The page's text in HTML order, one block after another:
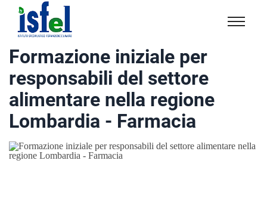
Isfel
Istituto
specialistico
formazione
e
lavoro
Formazione iniziale per
responsabili del settore
alimentare nella regione
Lombardia - Farmacia